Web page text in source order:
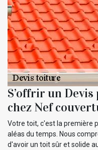
S’offrir un
chez Nef
Votre toit, c'est la première
aléas du temps. Nous
d'avoir un toit sûr et solide